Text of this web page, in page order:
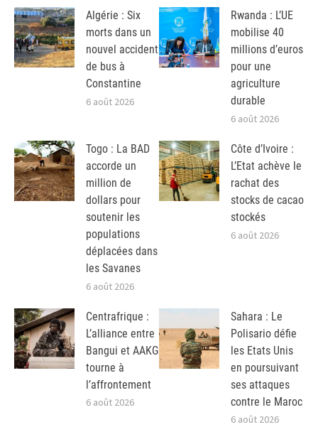
Algérie : Six
morts dans un
nouvel accident
de bus à
Constantine
6 août 2026
Rwanda : L’UE
mobilise 40
millions d’euros
pour une
agriculture
durable
6 août 2026
Togo : La BAD
accorde un
million de
dollars pour
soutenir les
populations
déplacées dans
les Savanes
6 août 2026
Côte d’Ivoire :
L’Etat achève le
rachat des
stocks de cacao
stockés
6 août 2026
Centrafrique :
L’alliance entre
Bangui et AAKG
tourne à
l’affrontement
6 août 2026
Sahara : Le
Polisario défie
les Etats Unis
en poursuivant
ses attaques
contre le Maroc
6 août 2026